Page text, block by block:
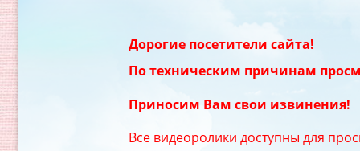
Дорогие посетители сайта!
По техническим причинам
Приносим Вам свои извинения!
Все видеоролики доступны для